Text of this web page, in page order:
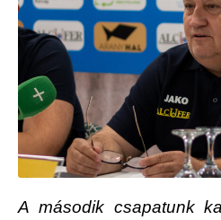
A második csapatunk